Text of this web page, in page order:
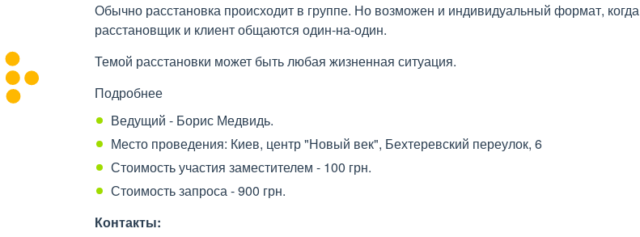
Обычно расстановка происходит в группе. Но возможен и индивидуальный формат, когда
расстановщик и клиент общаются один-на-один.
Темой расстановки может быть любая жизненная ситуация.
Подробнее
Ведущий - Борис Медвидь.
Место проведения: Киев, центр "Новый век", Бехтеревский переулок, 6
Стоимость участия заместителем - 100 грн.
Стоимость запроса - 900 грн.
Контакты: